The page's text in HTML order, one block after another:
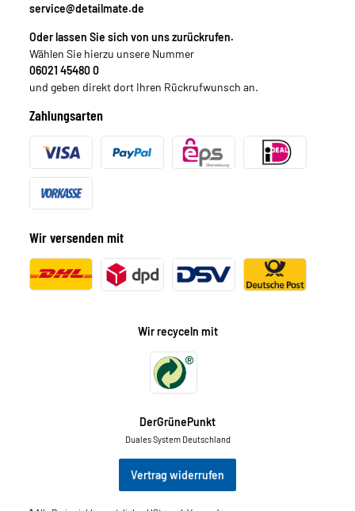
service@detailmate.de
Oder lassen Sie sich von uns zurückrufen.
Wählen Sie hierzu unsere Nummer
06021 45480 0
und geben direkt dort Ihren Rückrufwunsch an.
Zahlungsarten
Wir versenden mit
Wir recyceln mit
DerGrünePunkt
Duales System Deutschland
Vertrag widerrufen